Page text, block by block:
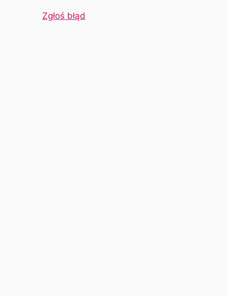
Zobacz na mapie
Zgłoś błąd